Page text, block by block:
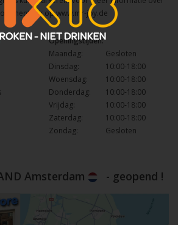
kijk opwww.mr-joy.de
Openingstijden:
Maandag:
Gesloten
Dinsdag:
10:00-18:00
Woensdag:
10:00-18:00
Donderdag:
10:00-18:00
Vrijdag:
10:00-18:00
Zaterdag:
10:00-18:00
Zondag:
Gesloten
Amsterdam - geopend !